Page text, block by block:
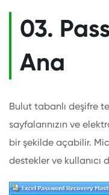
03.
Ana
Bulut tabanlı deşifre
sayfalarınızın ve
bir şekilde açabilir.
destekler ve kullanıcı